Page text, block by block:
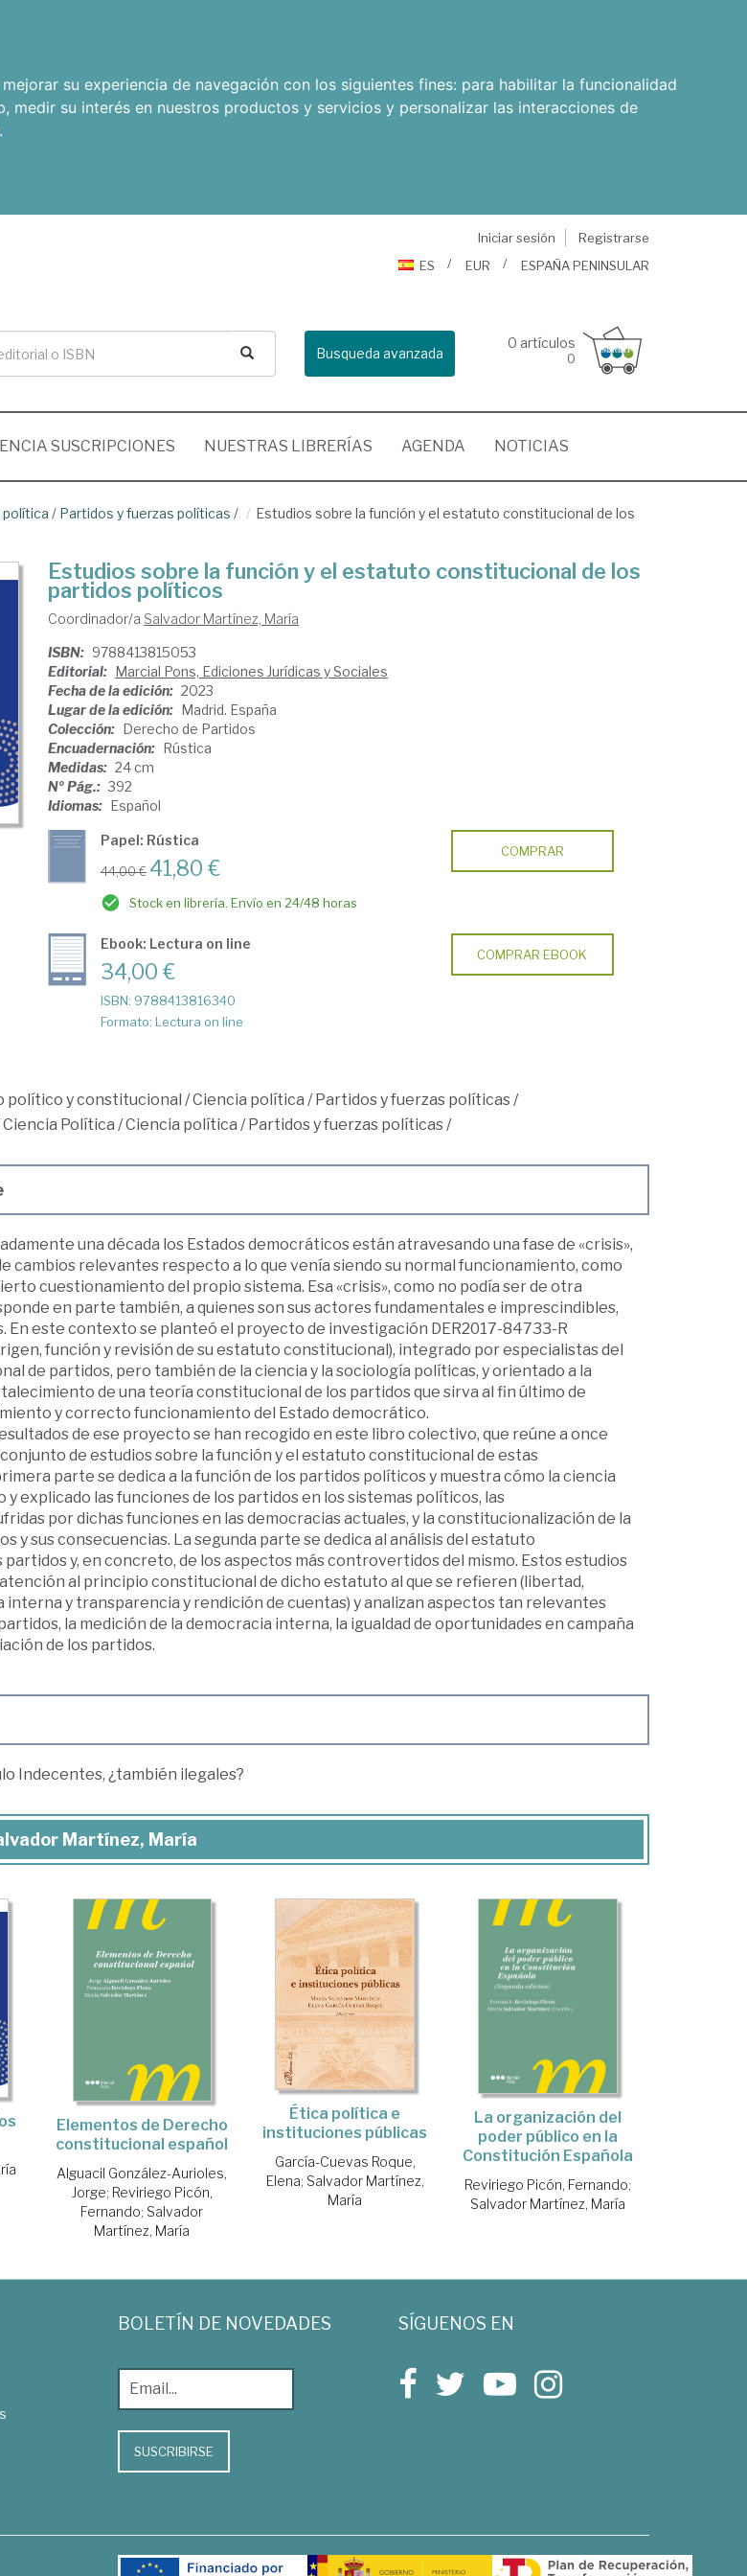
su experiencia de navegación con los siguientes fines: para habilitar la funcionalidad
, medir su interés en nuestros productos y servicios y personalizar las interacciones de
.
Iniciar sesión
Registrarse
ES
EUR ESPAÑA PENINSULAR
Busqueda avanzada
0 artículos
0
SUSCRIPCIONES NUESTRAS LIBRERÍAS AGENDA NOTICIAS
política / Partidos y fuerzas políticas /
Estudios sobre la función y el estatuto constitucional de los
Estudios sobre la función y el estatuto constitucional de los
partidos políticos
Coordinador/a Salvador Martínez, María
ISBN: 9788413815053
Editorial: Marcial Pons, Ediciones Jurídicas y Sociales
Fecha de la edición: 2023
Lugar de la edición: Madrid. España
Colección: Derecho de Partidos
Encuadernación: Rústica
Medidas: 24 cm
Nº Pág.: 392
Idiomas: Español
Papel: Rústica
44,00 € 41,80 €
Stock en librería. Envío en 24/48 horas
COMPRAR
Ebook: Lectura on line
34,00 €
ISBN: 9788413816340
Formato: Lectura on line
COMPRAR EBOOK
político y constitucional /Ciencia política /Partidos y fuerzas políticas/
Ciencia Política /Ciencia política /Partidos y fuerzas políticas/
una década los Estados democráticos están atravesando una fase de «crisis»,
cambios relevantes respecto a lo que venía siendo su normal funcionamiento, como
cuestionamiento del propio sistema. Esa «crisis», como no podía ser de otra
en parte también, a quienes son sus actores fundamentales e imprescindibles,
En este contexto se planteó el proyecto de investigación DER2017-84733-R
función y revisión de su estatuto constitucional), integrado por especialistas del
de partidos, pero también de la ciencia y la sociología políticas, y orientado a la
de una teoría constitucional de los partidos que sirva al fin último de
y correcto funcionamiento del Estado democrático.
de ese proyecto se han recogido en este libro colectivo, que reúne a once
de estudios sobre la función y el estatuto constitucional de estas
parte se dedica a la función de los partidos políticos y muestra cómo la ciencia
explicado las funciones de los partidos en los sistemas políticos, las
por dichas funciones en las democracias actuales, y la constitucionalización de la
y sus consecuencias. La segunda parte se dedica al análisis del estatuto
y, en concreto, de los aspectos más controvertidos del mismo. Estos estudios
al principio constitucional de dicho estatuto al que se refieren (libertad,
interna y transparencia y rendición de cuentas) y analizan aspectos tan relevantes
la medición de la democracia interna, la igualdad de oportunidades en campaña
de los partidos.
Indecentes, ¿también ilegales?
Martínez, María
Elementos de Derecho
constitucional español
Alguacil González-Aurioles,
Jorge; Reviriego Picón,
Fernando; Salvador
Martínez, María
Ética política e
instituciones públicas
García-Cuevas Roque,
Elena; Salvador Martínez,
María
La organización del
poder público en la
Constitución Española
Reviriego Picón, Fernando;
Salvador Martínez, María
BOLETÍN DE NOVEDADES
SUSCRIBIRSE
SÍGUENOS EN